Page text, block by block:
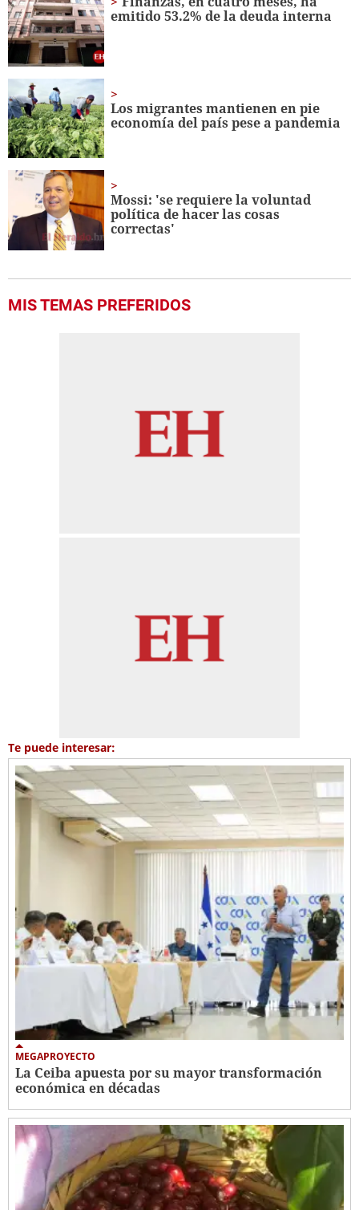
minutes,
11
seconds
emitido 53.2% de la deuda interna
Los migrantes mantienen en pie
economía del país pese a pandemia
Mossi: 'se requiere la voluntad
política de hacer las cosas
correctas'
MIS TEMAS PREFERIDOS
Te puede interesar:
MEGAPROYECTO
La Ceiba apuesta por su mayor transformación
económica en décadas